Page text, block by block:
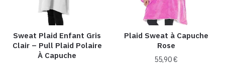
Sweat Plaid Enfant Gris
Clair – Pull Plaid Polaire
À Capuche
Plaid Sweat à Capuche
Rose
55,90€